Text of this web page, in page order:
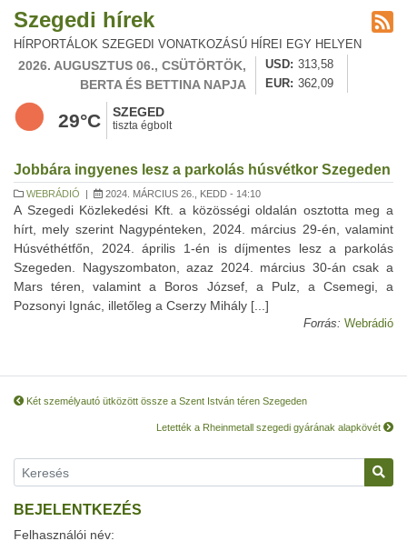
Szegedi hírek
HÍRPORTÁLOK SZEGEDI VONATKOZÁSÚ HÍREI EGY HELYEN
2026. AUGUSZTUS 06., CSÜTÖRTÖK,
BERTA ÉS BETTINA NAPJA
USD
313,58
EUR
362,09
29°C SZEGED
tiszta égbolt
Jobbára ingyenes lesz a parkolás húsvétkor Szegeden
WEBRÁDIÓ | 2024. MÁRCIUS 26., KEDD - 14:10
A Szegedi Közlekedési Kft. a közösségi oldalán osztotta meg a
hírt, mely szerint Nagypénteken, 2024. március 29-én, valamint
Húsvéthétfőn, 2024. április 1-én is díjmentes lesz a parkolás
Szegeden. Nagyszombaton, azaz 2024. március 30-án csak a
Mars téren, valamint a Boros József, a Pulz, a Csemegi, a
Pozsonyi Ignác, illetőleg a Cserzy Mihály [...]
Forrás: Webrádió
Két személyautó ütközött össze a Szent István téren Szegeden
Letették a Rheinmetall szegedi gyárának alapkövét
BEJELENTKEZÉS
Felhasználói név: